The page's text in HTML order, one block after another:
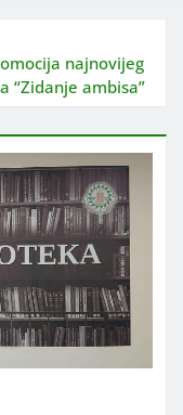
najnovijeg
“Zidanje ambisa”